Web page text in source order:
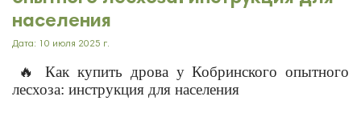
населения
Дата: 10 июля 2025 г.
🔥
Как купить дрова у Кобринского опытного
лесхоза: инструкция для населения